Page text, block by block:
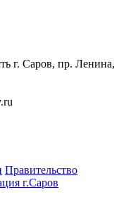
г. Саров, пр. Ленина,
Правительство
г.Саров